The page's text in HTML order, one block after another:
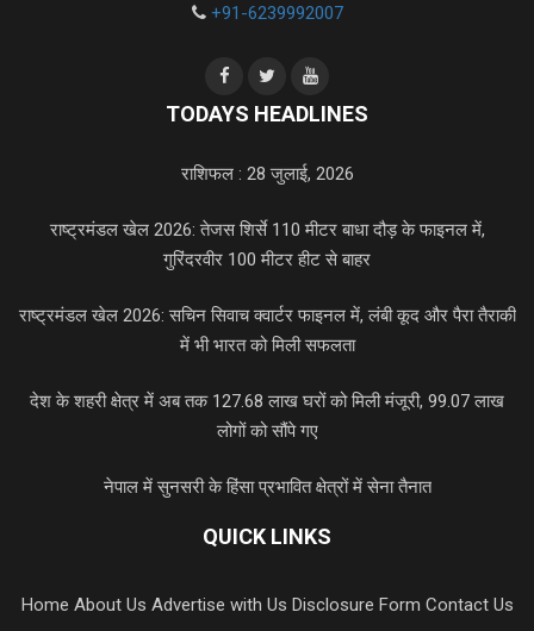
+91-6239992007
TODAYS HEADLINES
राशिफल : 28 जुलाई, 2026
राष्ट्रमंडल खेल 2026: तेजस शिर्से 110 मीटर बाधा दौड़ के फाइनल में,
गुरिंदरवीर 100 मीटर हीट से बाहर
राष्ट्रमंडल खेल 2026: सचिन सिवाच क्वार्टर फाइनल में, लंबी कूद और पैरा तैराकी
में भी भारत को मिली सफलता
देश के शहरी क्षेत्र में अब तक 127.68 लाख घरों को मिली मंजूरी, 99.07 लाख
लोगों को सौंपे गए
नेपाल में सुनसरी के हिंसा प्रभावित क्षेत्रों में सेना तैनात
QUICK LINKS
Home About Us Advertise with Us Disclosure Form Contact Us